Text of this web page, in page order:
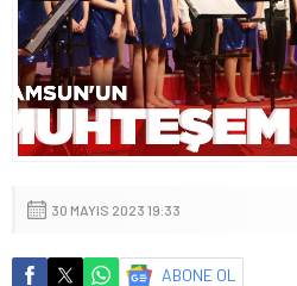
30 MAYIS 2023 19:33
ABONE OL